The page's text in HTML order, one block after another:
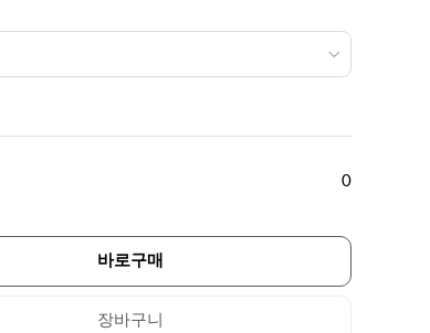
0
바로구매
장바구니